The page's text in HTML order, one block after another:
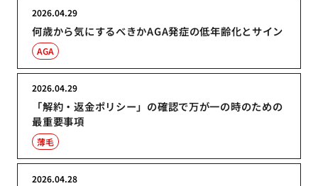
何歳から気にするべきかAGA発症の低年齢化とサイン
2026.04.29
AGA
「解約・返金ポリシー」の確認で万が一の時のための
最重要事項
2026.04.29
薄毛
2026.04.28